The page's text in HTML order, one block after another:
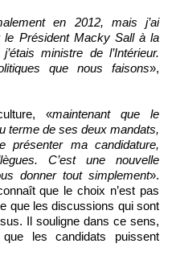
en 2012, mais j’ai
le Président Macky Sall à la
ministre de l’Intérieur.
que nous faisons»,
«maintenant que le
terme de ses deux mandats,
présenter ma candidature,
C’est une nouvelle
donner tout simplement».
que le choix n’est pas
que les discussions qui sont
Il souligne dans ce sens,
les candidats puissent